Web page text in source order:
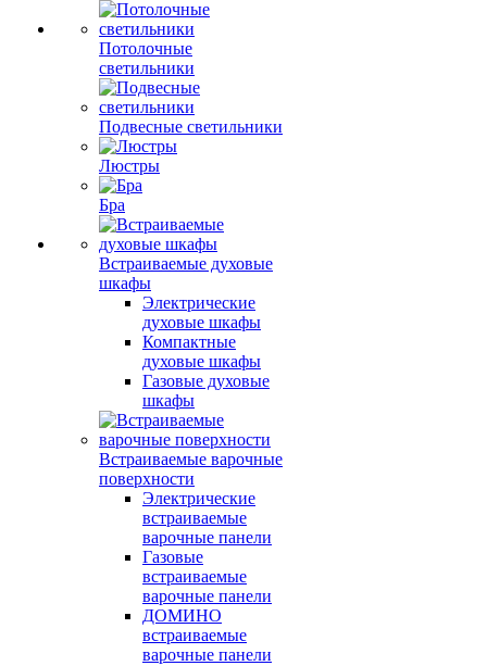
Потолочные
светильники
Подвесные светильники
Люстры
Бра
Встраиваемые духовые
шкафы
Электрические
духовые шкафы
Компактные
духовые шкафы
Газовые духовые
шкафы
Встраиваемые варочные
поверхности
Электрические
встраиваемые
варочные панели
Газовые
встраиваемые
варочные панели
ДОМИНО
встраиваемые
варочные панели